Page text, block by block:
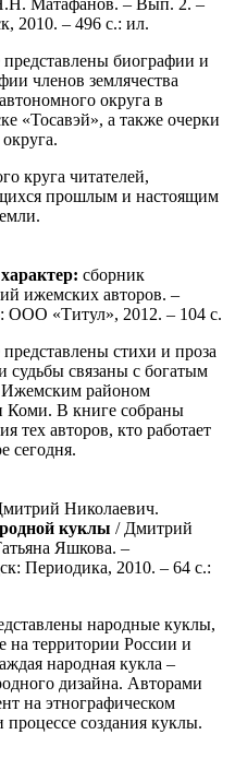
2010. – 496 с.: ил.
биографии и
членов землячества
округа в
«Тосавэй», а также очерки
круга читателей,
прошлым и настоящим
сборник
ижемских авторов. –
ООО «Титул», 2012. – 104 с.
стихи и проза
судьбы связаны с богатым
Ижемским районом
Коми. В книге собраны
тех авторов, кто работает
сегодня.
Николаевич.
куклы / Дмитрий
Яшкова. –
Периодика, 2010. – 64 с.:
народные куклы,
на территории России и
народная кукла –
дизайна. Авторами
на этнографическом
процессе создания куклы.